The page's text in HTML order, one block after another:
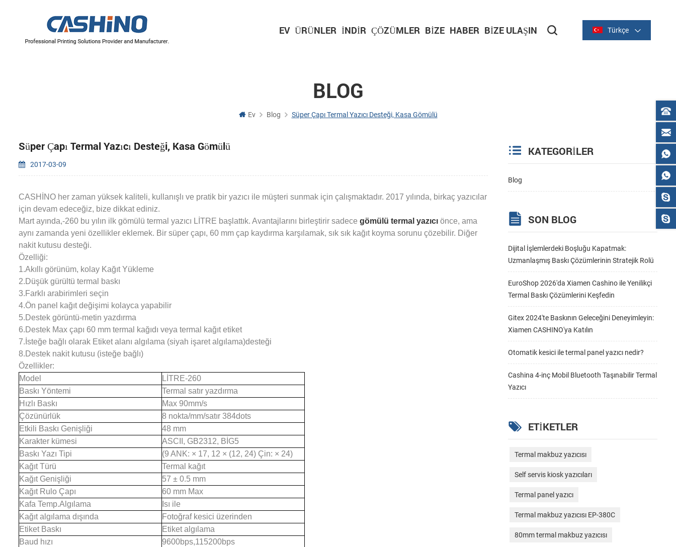
Türkçe
EV ÜRÜNLER İNDIR ÇÖZÜMLER BIZE HABER BIZE ULAŞIN
BLOG
Ev Blog Süper Çapı Termal Yazıcı Desteği, Kasa Gömülü
Süper Çapı Termal Yazıcı Desteği, Kasa Gömülü
2017-03-09
CASHİNO her zaman yüksek kaliteli, kullanışlı ve pratik bir yazıcı ile müşteri sunmak için çalışmaktadır. 2017 yılında, birkaç yazıcılar
için devam edeceğiz, bize dikkat ediniz.
Mart ayında,-260 bu yılın ilk gömülü termal yazıcı LİTRE başlattık. Avantajlarını birleştirir sadece gömülü termal yazıcı önce, ama
aynı zamanda yeni özellikler eklemek. Bir süper çapı, 60 mm çap kaydırma karşılamak, sık sık kağıt koyma sorunu çözebilir. Diğer
nakit kutusu desteği.
Özelliği:
1.Akıllı görünüm, kolay Kağıt Yükleme
2.Düşük gürültü termal baskı
3.Farklı arabirimleri seçin
4.Ön panel kağıt değişimi kolayca yapabilir
5.Destek görüntü-metin yazdırma
6.Destek Max çapı 60 mm termal kağıdı veya termal kağıt etiket
7.İsteğe bağlı olarak Etiket alanı algılama (siyah işaret algılama)desteği
8.Destek nakit kutusu (isteğe bağlı)
Özellikler:
Model
LİTRE-260
Baskı Yöntemi
Termal satır yazdırma
Hızlı Baskı
Max 90mm/s
Çözünürlük
8 nokta/mm/satır 384dots
Etkili Baskı Genişliği
48 mm
Karakter kümesi
ASCII, GB2312, BİG5
Baskı Yazı Tipi
(9 ANK: × 17, 12 × (12, 24) Çin: × 24)
Kağıt Türü
Termal kağıt
Kağıt Genişliği
57 ± 0.5 mm
Kağıt Rulo Çapı
60 mm Max
Kafa Temp.Algılama
Isı ile
Kağıt algılama dışında
Fotoğraf kesici üzerinden
Etiket Baskı
Etiket algılama
Baud hızı
9600bps,115200bps
KATEGORILER
Blog
SON BLOG
Dijital İşlemlerdeki Boşluğu Kapatmak:
Uzmanlaşmış Baskı Çözümlerinin Stratejik Rolü
EuroShop 2026'da Xiamen Cashino ile Yenilikçi
Termal Baskı Çözümlerini Keşfedin
Gitex 2024'te Baskının Geleceğini Deneyimleyin:
Xiamen CASHINO'ya Katılın
Otomatik kesici ile termal panel yazıcı nedir?
Cashina 4-inç Mobil Bluetooth Taşınabilir Termal
Yazıcı
ETIKETLER
Termal makbuz yazıcısı
Self servis kiosk yazıcıları
Termal panel yazıcı
Termal makbuz yazıcısı EP-380C
80mm termal makbuz yazıcısı